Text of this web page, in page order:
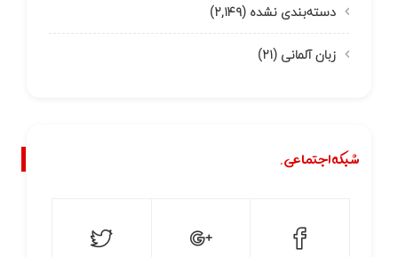
دسته‌بندی نشده (۲,۱۴۹)
زبان آلمانی (۲۱)
شبکه اجتماعی.